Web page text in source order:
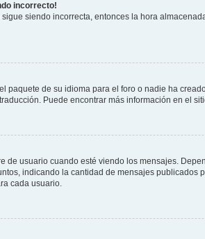
incorrecto!
siendo incorrecta, entonces la hora
paquete de su idioma para el foro o nadie ha
Puede encontrar más información en el
de usuario cuando esté viendo los mensajes.
indicando la cantidad de mensajes
cada usuario.